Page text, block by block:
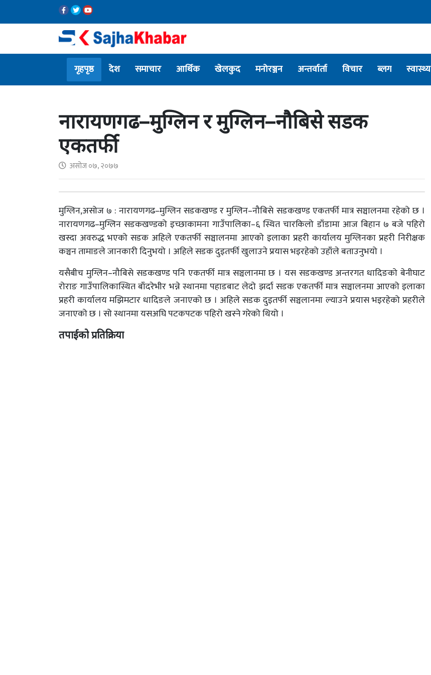
गृहपृष्ठ देश समाचार आर्थिक खेलकुद मनोरञ्जन अन्तर्वार्ता विचार ब्लग स्वास्थ्य
नारायणगढ–मुग्लिन र मुग्लिन–नौबिसे सडक
एकतर्फी
असोज ०७, २०७७
मुग्लिन,असोज ७ : नारायणगढ–मुग्लिन सडकखण्ड र मुग्लिन–नौबिसे सडकखण्ड एकतर्फी मात्र सञ्चालनमा रहेको छ ।
नारायणगढ–मुग्लिन सडकखण्डको इच्छाकामना गाउँपालिका–६ स्थित चारकिलो डाँडामा आज बिहान ७ बजे पहिरो
खस्दा अवरुद्ध भएको सडक अहिले एकतर्फी सञ्चालनमा आएको इलाका प्रहरी कार्यालय मुग्लिनका प्रहरी निरीक्षक
कञ्चन तामाङले जानकारी दिनुभयो । अहिले सडक दुइतर्फी खुलाउने प्रयास भइरहेको उहाँले बताउनुभयो ।
यसैबीच मुग्लिन–नौबिसे सडकखण्ड पनि एकतर्फी मात्र सञ्चलानमा छ । यस सडकखण्ड अन्तरगत धादिङको बेनीघाट
रोराङ गाउँपालिकास्थित बाँदरेभीर भन्ने स्थानमा पहाडबाट लेदो झर्दा सडक एकतर्फी मात्र सञ्चालनमा आएको इलाका
प्रहरी कार्यालय मझिमटार धादिङले जनाएको छ । अहिले सडक दुइतर्फी सञ्चलानमा ल्याउने प्रयास भइरहेको प्रहरीले
जनाएको छ । सो स्थानमा यसअघि पटकपटक पहिरो खस्ने गरेको थियो ।
तपाईको प्रतिक्रिया